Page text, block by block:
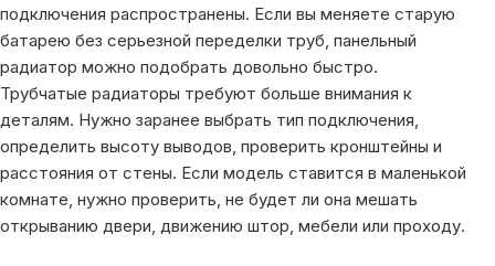
подключения распространены. Если вы меняете старую
батарею без серьезной переделки труб, панельный
радиатор можно подобрать довольно быстро.
Трубчатые радиаторы требуют больше внимания к
деталям. Нужно заранее выбрать тип подключения,
определить высоту выводов, проверить кронштейны и
расстояния от стены. Если модель ставится в маленькой
комнате, нужно проверить, не будет ли она мешать
открыванию двери, движению штор, мебели или проходу.